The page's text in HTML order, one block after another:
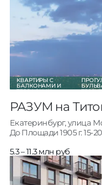
2-комн138
3-комн + 24
Кладовые 3
О проекте
КВАРТИРЫ С
БАЛКОНАМИ И
ТЕРРАСАМИ
РАЗУМ на
Екатеринбург, улица
До Площади 1905 г. 15-
5.3 – 11.3 млн руб
Студии19